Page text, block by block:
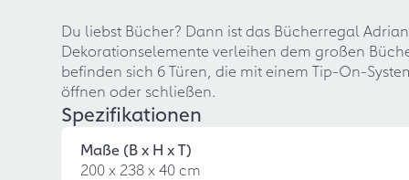
Du liebst Bücher? Dann ist das Bücherregal
Dekorationselemente verleihen dem großen
befinden sich 6 Türen, die mit einem Tip-On-
öffnen oder schließen.
Spezifikationen
Maße (B x H x T)
200 x 238 x 40 cm